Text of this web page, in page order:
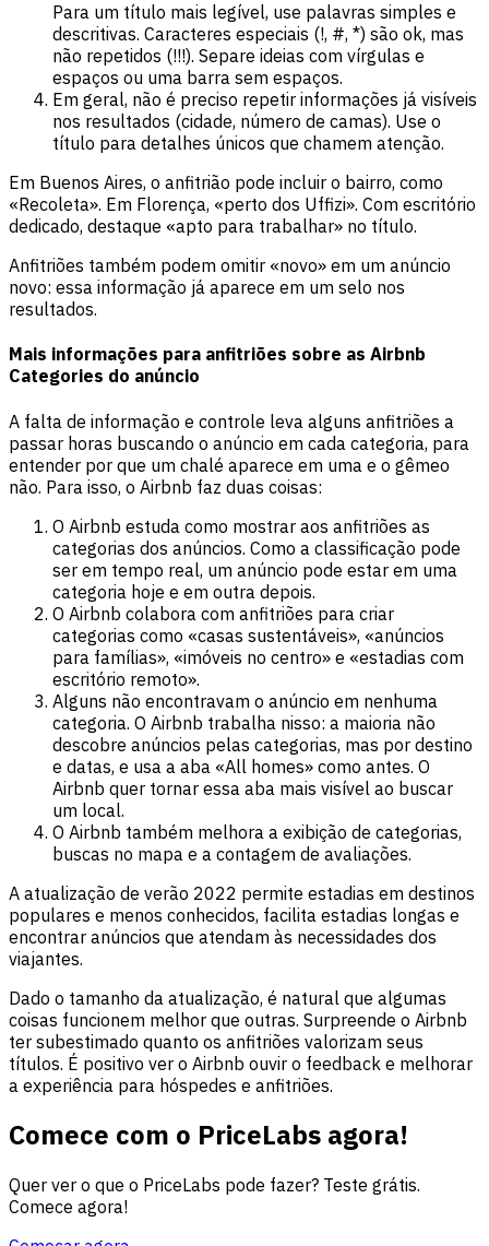
Para um título mais legível, use palavras simples e
descritivas. Caracteres especiais (!, #, *) são ok, mas
não repetidos (!!!). Separe ideias com vírgulas e
espaços ou uma barra sem espaços.
Em geral, não é preciso repetir informações já visíveis
nos resultados (cidade, número de camas). Use o
título para detalhes únicos que chamem atenção.
Em Buenos Aires, o anfitrião pode incluir o bairro, como
«Recoleta». Em Florença, «perto dos Uffizi». Com escritório
dedicado, destaque «apto para trabalhar» no título.
Anfitriões também podem omitir «novo» em um anúncio
novo: essa informação já aparece em um selo nos
resultados.
Mais informações para anfitriões sobre as Airbnb
Categories do anúncio
A falta de informação e controle leva alguns anfitriões a
passar horas buscando o anúncio em cada categoria, para
entender por que um chalé aparece em uma e o gêmeo
não. Para isso, o Airbnb faz duas coisas:
O Airbnb estuda como mostrar aos anfitriões as
categorias dos anúncios. Como a classificação pode
ser em tempo real, um anúncio pode estar em uma
categoria hoje e em outra depois.
O Airbnb colabora com anfitriões para criar
categorias como «casas sustentáveis», «anúncios
para famílias», «imóveis no centro» e «estadias com
escritório remoto».
Alguns não encontravam o anúncio em nenhuma
categoria. O Airbnb trabalha nisso: a maioria não
descobre anúncios pelas categorias, mas por destino
e datas, e usa a aba «All homes» como antes. O
Airbnb quer tornar essa aba mais visível ao buscar
um local.
O Airbnb também melhora a exibição de categorias,
buscas no mapa e a contagem de avaliações.
A atualização de verão 2022 permite estadias em destinos
populares e menos conhecidos, facilita estadias longas e
encontrar anúncios que atendam às necessidades dos
viajantes.
Dado o tamanho da atualização, é natural que algumas
coisas funcionem melhor que outras. Surpreende o Airbnb
ter subestimado quanto os anfitriões valorizam seus
títulos. É positivo ver o Airbnb ouvir o feedback e melhorar
a experiência para hóspedes e anfitriões.
Comece com o PriceLabs agora!
Quer ver o que o PriceLabs pode fazer? Teste grátis.
Comece agora!